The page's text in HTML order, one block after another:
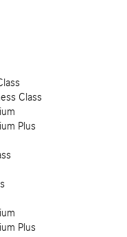
Class
Plus
Plus